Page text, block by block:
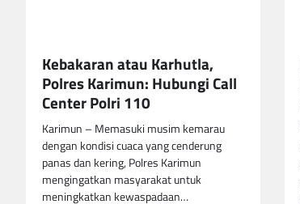
Kebakaran atau Karhutla,
Polres Karimun: Hubungi Call
Center Polri 110
Karimun – Memasuki musim kemarau
dengan kondisi cuaca yang cenderung
panas dan kering, Polres Karimun
mengingatkan masyarakat untuk
meningkatkan kewaspadaan…